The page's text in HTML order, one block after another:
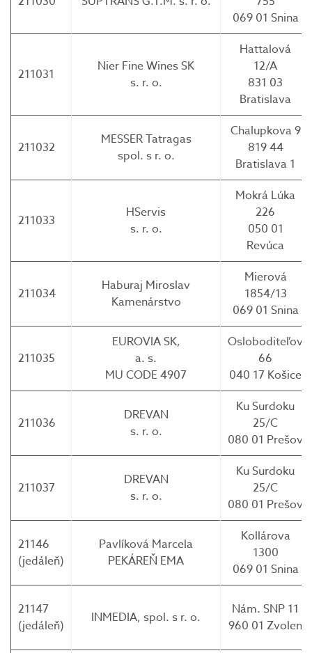
069 01 Snina
211031
Nier Fine Wines SK
s. r. o.
Hattalová
12/A
831 03
Bratislava
211032
MESSER Tatragas
spol. s r. o.
Chalupkova 9
819 44
Bratislava 1
211033
HServis
s. r. o.
Mokrá Lúka
226
050 01
Revúca
211034
Haburaj Miroslav
Kamenárstvo
Mierová
1854/13
069 01 Snina
211035
EUROVIA SK,
a. s.
MU CODE 4907
Osloboditeľov
66
040 17 Košice
211036
DREVAN
s. r. o.
Ku Surdoku
25/C
080 01 Prešov
211037
DREVAN
s. r. o.
Ku Surdoku
25/C
080 01 Prešov
21146
(jedáleň)
Pavlíková Marcela
PEKÁREŇ EMA
Kollárova
1300
069 01 Snina
21147
(jedáleň)
INMEDIA, spol. s r. o.
Nám. SNP 11
960 01 Zvolen